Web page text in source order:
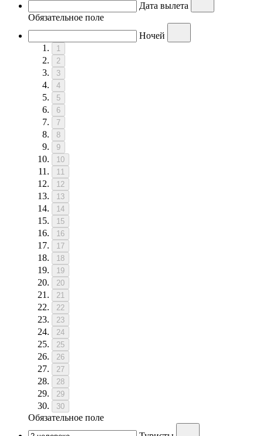
Дата вылета
Обязательное поле
Ночей
1
2
3
4
5
6
7
8
9
10
11
12
13
14
15
16
17
18
19
20
21
22
23
24
25
26
27
28
29
30
Обязательное поле